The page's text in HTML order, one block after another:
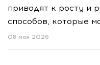
приводят к росту и
способов, которые
08 мая 2026